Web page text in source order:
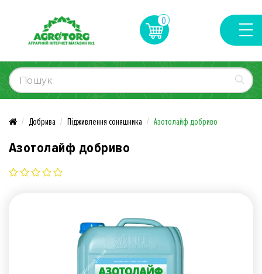
0
Добрива Підживлення соняшника Азотолайф добриво
Азотолайф добриво